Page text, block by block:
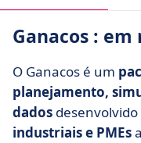
Ganacos : em
O Ganacos é um
planejamento,
dados
industriais e PMEs